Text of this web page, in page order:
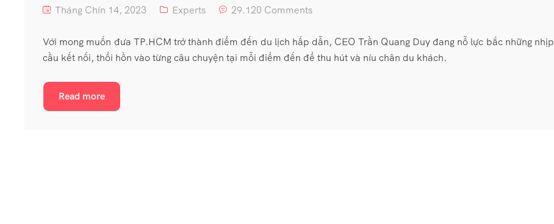
Tháng Chín 14, 2023 Experts 29.120 Comments
Với mong muốn đưa TP.HCM trở thành điểm đến du lịch hấp dẫn, CEO Trần Quang Duy đang nỗ lực bắc những nhịp
cầu kết nối, thổi hồn vào từng câu chuyện tại mỗi điểm đến để thu hút và níu chân du khách.
Read more